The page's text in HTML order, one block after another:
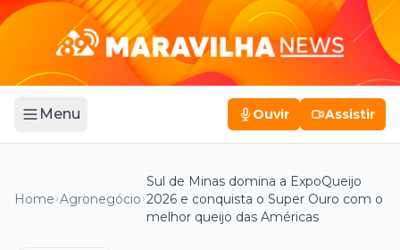
Menu Ouvir Assistir
Home Agronegócio
Sul de Minas domina a ExpoQueijo
2026 e conquista o Super Ouro com o
melhor queijo das Américas